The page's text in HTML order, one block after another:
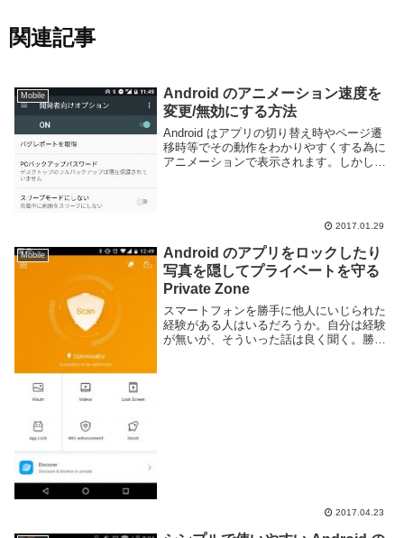
関連記事
Mobile
Android のアニメーション速度を
変更/無効にする方法
Android はアプリの切り替え時やページ遷
移時等でその動作をわかりやすくする為に
アニメーションで表示されます。しかしこ
2017.01.29
Mobile
Android のアプリをロックしたり
写真を隠してプライベートを守る
Private Zone
スマートフォンを勝手に他人にいじられた
経験がある人はいるだろうか。自分は経験
が無いが、そういった話は良く聞く。勝手
2017.04.23